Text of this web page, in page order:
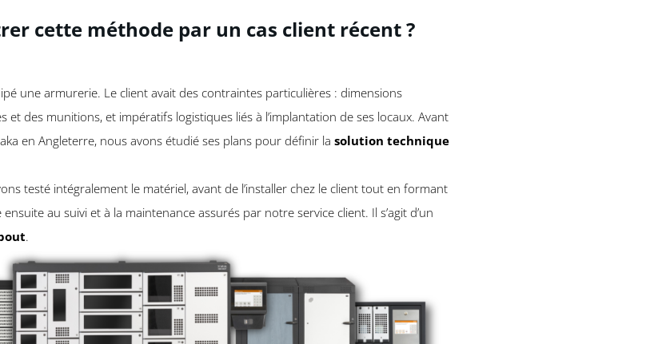
cette méthode par un cas client récent ?
une armurerie. Le client avait des contraintes particulières : dimensions
et des munitions, et impératifs logistiques liés à l’implantation de ses locaux. Avant
en Angleterre, nous avons étudié ses plans pour définir la solution technique
testé intégralement le matériel, avant de l’installer chez le client tout en formant
au suivi et à la maintenance assurés par notre service client. Il s’agit d’un
.